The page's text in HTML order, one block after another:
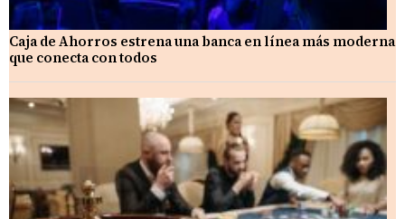
Caja de Ahorros estrena una banca en línea más moderna
que conecta con todos